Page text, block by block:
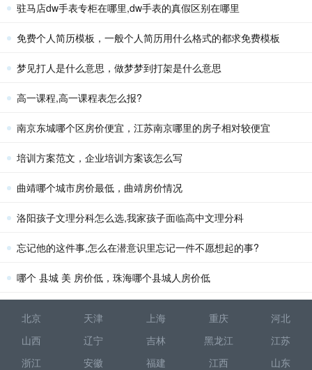
驻马店dw手表专柜在哪里,dw手表的真假区别在哪里
免费个人简历模板，一般个人简历用什么格式的都求免费模板
梦见打人是什么意思，做梦梦到打架是什么意思
高一课程,高一课程表怎么报?
南京东城哪个区房价便宜，江苏南京哪里的房子相对较便宜
培训方案范文，企业培训方案该怎么写
曲靖哪个城市房价最低，曲靖房价情况
洛阳孩子文理分科怎么选,我家孩子面临高中文理分科
忘记他的这件事,怎么在潜意识里忘记一件不愿想起的事?
哪个 县城 美 房价低，珠海哪个县城人房价低
北京 天津 上海 重庆
河北
山西
辽宁 吉林 黑龙江
江苏
浙江
安徽 福建 江西 山东